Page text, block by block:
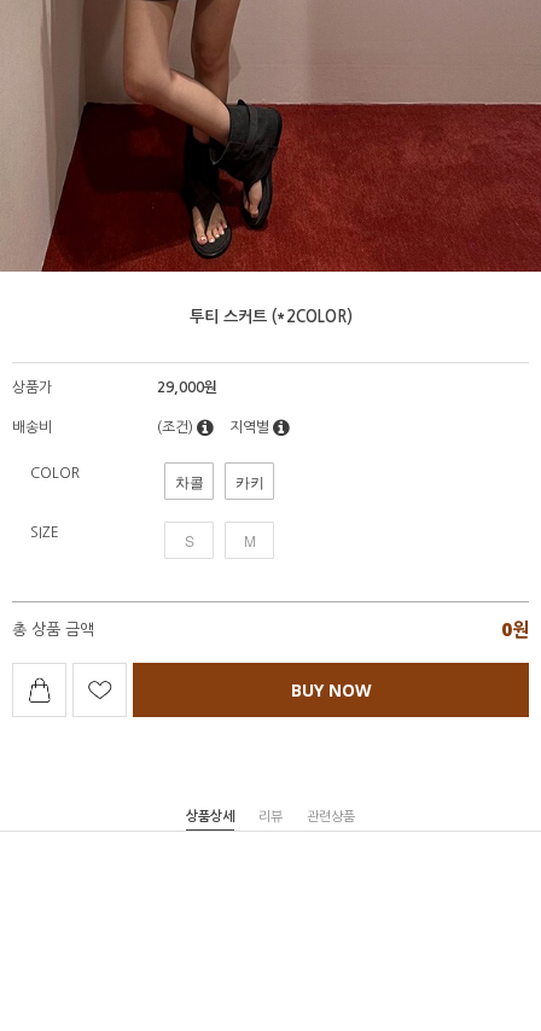
투티 스커트 (*2COLOR)
상품가 29,000원
배송비 (조건) 지역별
COLOR 차콜 카키
SIZE S M
총 상품 금액 0원
BUY NOW
상품상세 리뷰 관련상품